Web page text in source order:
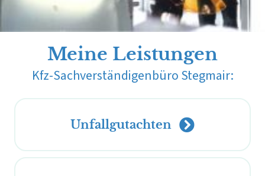
Meine Leistungen
Kfz-Sachverständigenbüro Stegmair:
Unfallgutachten